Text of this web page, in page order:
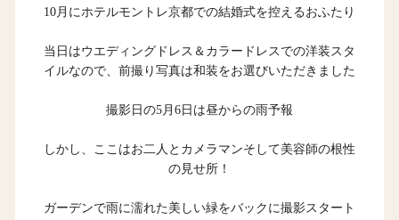
10月にホテルモントレ京都での結婚式を控えるおふたり
当日はウエディングドレス＆カラードレスでの洋装スタ
イルなので、前撮り写真は和装をお選びいただきました
撮影日の5月6日は昼からの雨予報
しかし、ここはお二人とカメラマンそして美容師の根性
の見せ所！
ガーデンで雨に濡れた美しい緑をバックに撮影スタート